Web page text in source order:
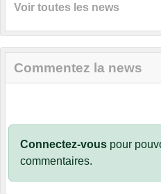
Voir toutes les news
Commentez la news
Connectez-vous pour
commentaires.